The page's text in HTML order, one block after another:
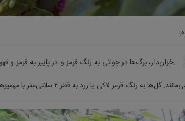
:خزان‌دار، برگ‌ها در جوانی به رنگ قرمز و در پاییز به قرمز و
رنگ قرمز لاکی یا زرد به قطر ۲ سانتی‌متر با مهمیز‌های کوتاه هستند.